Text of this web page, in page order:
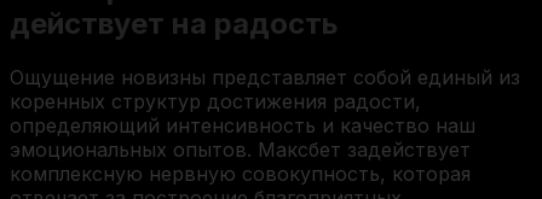
действует на радость
Ощущение новизны представляет собой единый из
коренных структур достижения радости,
определяющий интенсивность и качество наш
эмоциональных опытов. Максбет задействует
комплексную нервную совокупность, которая